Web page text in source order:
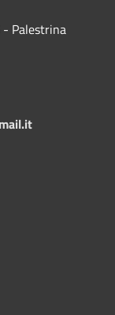
- Palestrina